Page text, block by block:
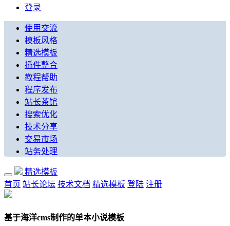
登录
使用交流
模板风格
精选模板
插件整合
教程帮助
程序发布
站长茶馆
搜索优化
技术分享
交易市场
站务处理
精选模板
首页 站长论坛 技术文档 精选模板 登陆 注册
基于海洋cms制作的单本小说模板